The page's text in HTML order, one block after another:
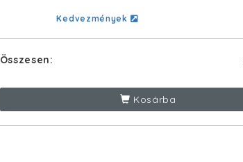
Kedvezmények
Összesen:
Kosárba